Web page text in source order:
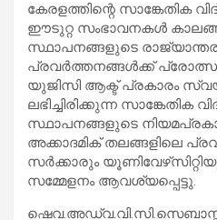
കേരളത്തിന്റെ സാങ്കേതിക
ഈടുറ്റ സംഭാവനകള്‍
സ്ഥാപനങ്ങളുടെ
പ്രവര്‍ത്തനങ്ങള്‍ക്ക്
യുജിസി ആക്ട് പ്രകാരം
ലഭിച്ചിരിക്കുന്ന സാങ്കേതിക
സ്ഥാപനങ്ങളുടെ
അക്കാദമിക് തലങ്ങളിലെ
സര്‍ക്കാരും
സമ്മേളനം ആവശ്യപ്പെട്ടു.